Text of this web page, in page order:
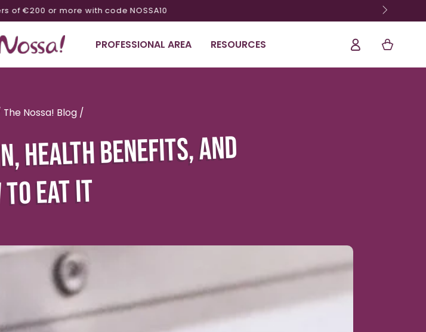
or more with code NOSSA10
PROFESSIONAL AREA RESOURCES
Log
In
Shopping
Cart
The Nossa! Blog /
HEALTH BENEFITS, AND
EAT IT